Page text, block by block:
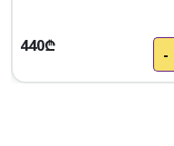
440₾ -